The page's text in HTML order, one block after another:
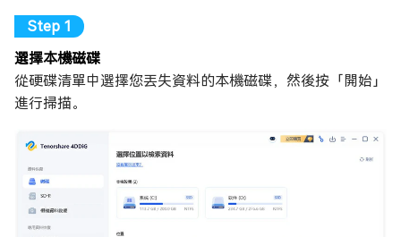
選擇本機磁碟
從硬碟清單中選擇您丟失資料的本機磁碟，然後按「開始」
進行掃描。